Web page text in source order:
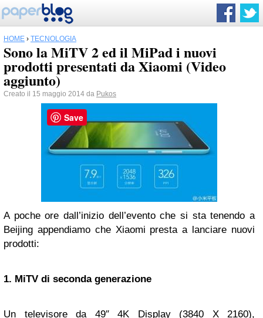
HOME › TECNOLOGIA
Sono la MiTV 2 ed il MiPad i nuovi
prodotti presentati da Xiaomi (Video
aggiunto)
Creato il 15 maggio 2014 da Pukos
A poche ore dall’inizio dell’evento che si sta tenendo a
Beijing appendiamo che Xiaomi presta a lanciare nuovi
prodotti:
1. MiTV di seconda generazione
Un televisore da 49″ 4K Display (3840 X 2160),
Save